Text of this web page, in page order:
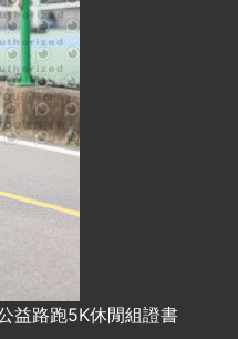
益路跑5K休閒組證書